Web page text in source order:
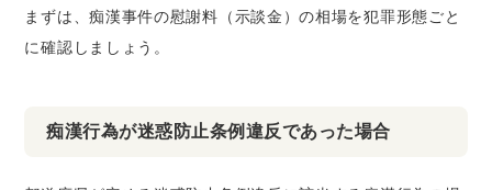
まずは、痴漢事件の慰謝料（示談金）の相場を犯罪形態ごと
に確認しましょう。
痴漢行為が迷惑防止条例違反であった場合